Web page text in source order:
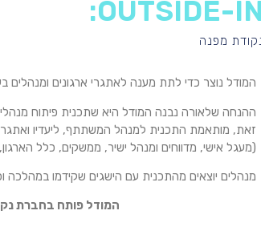
OUTSIDE-IN:
מפנה
המודל נוצר כדי לתת מענה לאתגרי ארגונים ומנהלים
ההנחה שלאורה נבנה המודל היא שתכנית פיתוח
זאת, מותאמת התכנית למנהל המשתתף, ליעדיו
(מעגל אישי, מדווחים ומנהל ישיר, ממשקים, כלל
מנהלים יוצאים מהתכנית עם הישגים שקידמו במהלכה
המודל פותח בחברת